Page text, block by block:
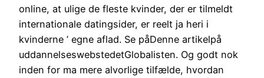
online, at ulige de fleste kvinder, der er tilmeldt
internationale datingsider, er reelt ja heri i
kvinderne ’ egne aflad. Se påDenne artikelpå
uddannelseswebstedetGlobalisten. Og godt nok
inden for ma mere alvorlige tilfælde, hvordan